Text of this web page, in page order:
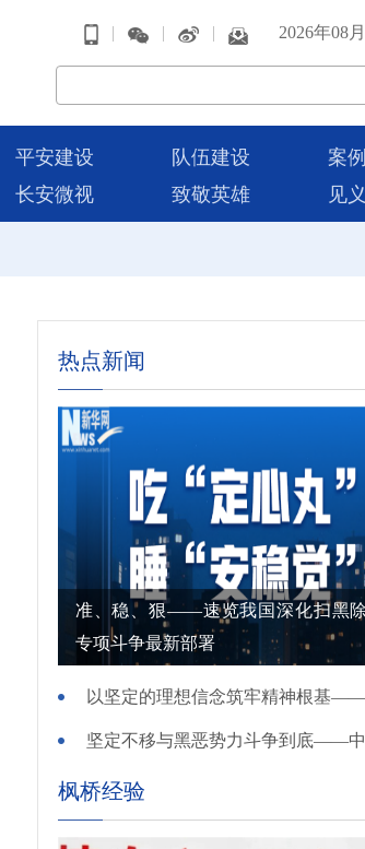
| | | 2026年08
平安建设 队伍建设
案
长安微视 致敬英雄 见
热点新闻
准、稳、狠——速览我国深化扫黑
专项斗争最新部署
枫桥经验